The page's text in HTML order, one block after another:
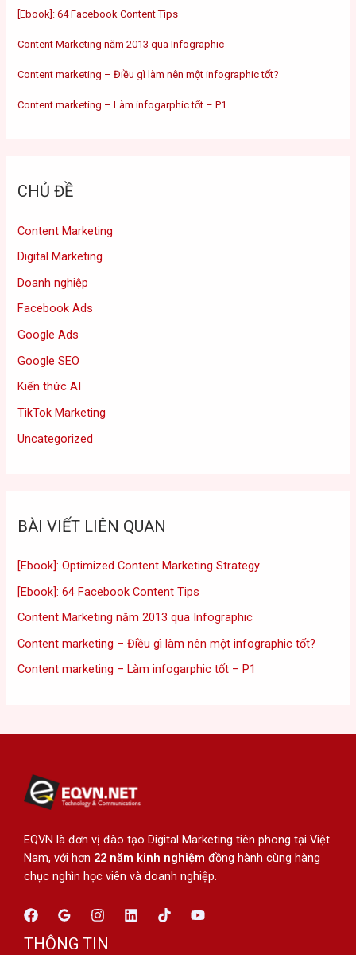
[Ebook]: 64 Facebook Content Tips
Content Marketing năm 2013 qua Infographic
Content marketing – Điều gì làm nên một infographic tốt?
Content marketing – Làm infogarphic tốt – P1
CHỦ ĐỀ
Content Marketing
Digital Marketing
Doanh nghiệp
Facebook Ads
Google Ads
Google SEO
Kiến thức AI
TikTok Marketing
Uncategorized
BÀI VIẾT LIÊN QUAN
[Ebook]: Optimized Content Marketing Strategy
[Ebook]: 64 Facebook Content Tips
Content Marketing năm 2013 qua Infographic
Content marketing – Điều gì làm nên một infographic tốt?
Content marketing – Làm infogarphic tốt – P1
EQVN là đơn vị đào tạo Digital Marketing tiên phong tại Việt
Nam, với hơn 22 năm kinh nghiệm đồng hành cùng hàng
chục nghìn học viên và doanh nghiệp.
THÔNG TIN